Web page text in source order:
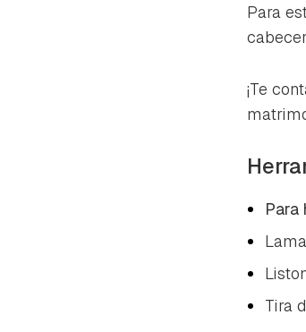
Para
¡Te
Para
Tira